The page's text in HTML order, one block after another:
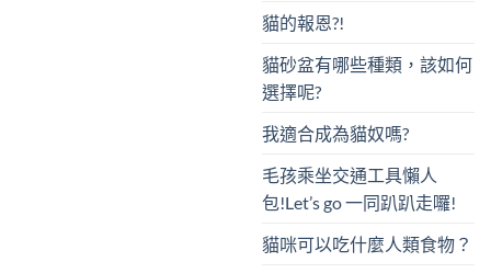
貓的報恩?!
貓砂盆有哪些種類，該如何
選擇呢?
我適合成為貓奴嗎?
毛孩乘坐交通工具懶人
包!Let’s go 一同趴趴走囉!
貓咪可以吃什麼人類食物？